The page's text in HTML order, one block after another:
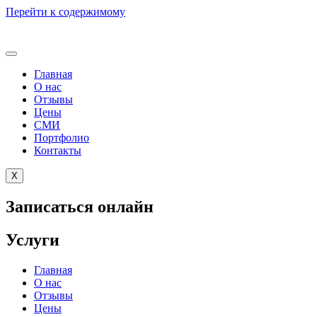
Перейти к содержимому
Главная
О нас
Отзывы
Цены
СМИ
Портфолио
Контакты
X
Записаться онлайн
Услуги
Главная
О нас
Отзывы
Цены